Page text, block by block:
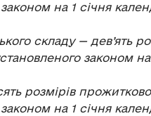
на 1 січня
складу — дев’ять
законом на
розмірів
на 1 січня